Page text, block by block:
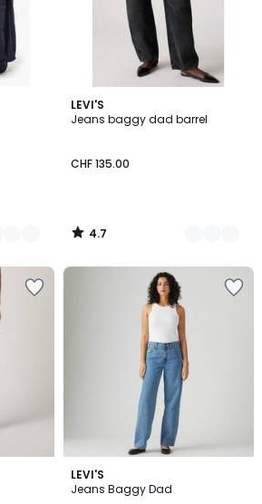
LEVI'S
Jeans baggy dad barrel
CHF 135.00
4.7
/ 5
2
Colori
4.7
/
LEVI'S
Jeans Baggy Dad
4.6
/ 5